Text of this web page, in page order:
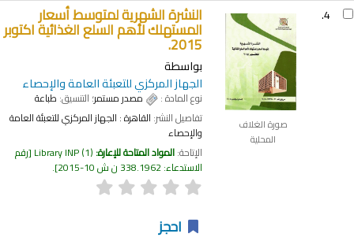
4.
صورة الغلاف
المحلية
النشرة الشهرية لمتوسط أسعار
المستهلك لأهم السلع الغذائية اكتوبر
2015.
بواسطة
الجهاز المركزي للتعبئة العامة والإحصاء
نوع المادة : مصدر مستمر؛ التنسيق:طباعة
تفاصيل النشر:القاهرة : الجهاز المركزي للتعبئة العامة
والإحصاء
الإتاحة:المواد المتاحة للإعارة: Library INP(1)
رقم
الاستدعاء:338.1962 ن ش 10-2015 .
احجز